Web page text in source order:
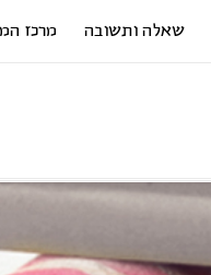
שאלה ותשובה מרכז